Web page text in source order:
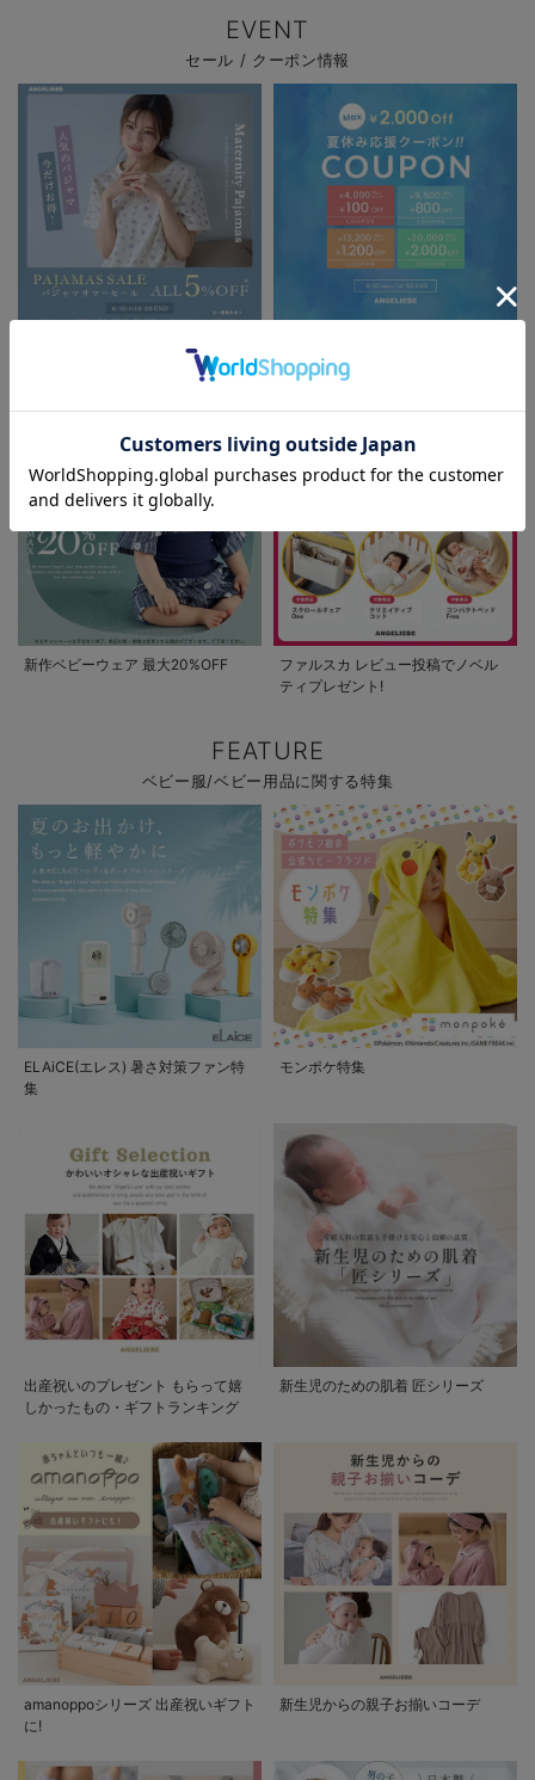
お気に入り商品を確認する
EVENT
セール / クーポン情報
パジャマサマーセール全品5%OFF
OFF
新作ベビーウェア 最大20%OFF
ファルスカ レビュー投稿でノベル
ティプレゼント!
FEATURE
ベビー服/ベビー用品に関する特集
ELAiCE(エレス) 暑さ対策ファン特
集
モンポケ特集
出産祝いのプレゼント もらって嬉
しかったもの・ギフトランキング
新生児のための肌着 匠シリーズ
amanoppoシリーズ 出産祝いギフト
に!
新生児からの親子お揃いコーデ